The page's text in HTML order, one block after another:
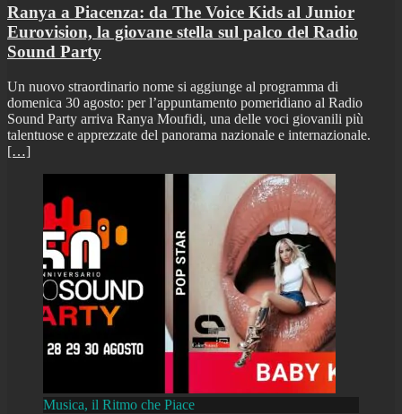
Ranya a Piacenza: da The Voice Kids al Junior
Eurovision, la giovane stella sul palco del Radio
Sound Party
Un nuovo straordinario nome si aggiunge al programma di
domenica 30 agosto: per l’appuntamento pomeridiano al Radio
Sound Party arriva Ranya Moufidi, una delle voci giovanili più
talentuose e apprezzate del panorama nazionale e internazionale.
[…]
Musica, il Ritmo che Piace